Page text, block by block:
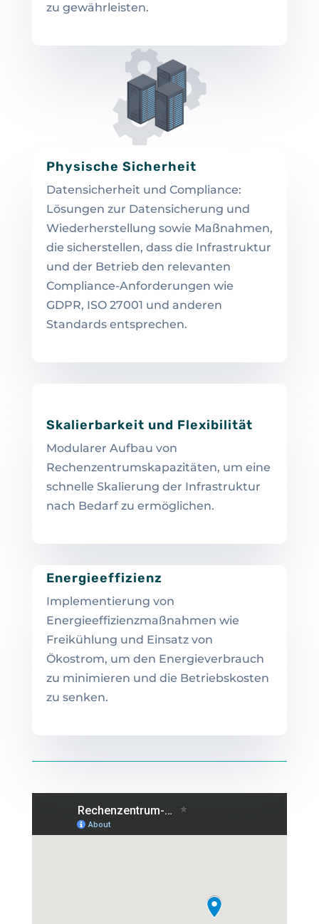
zu gewährleisten.
Physische Sicherheit
Datensicherheit und Compliance:
Lösungen zur Datensicherung und
Wiederherstellung sowie Maßnahmen,
die sicherstellen, dass die Infrastruktur
und der Betrieb den relevanten
Compliance-Anforderungen wie
GDPR, ISO 27001 und anderen
Standards entsprechen.
Skalierbarkeit und Flexibilität
Modularer Aufbau von
Rechenzentrumskapazitäten, um eine
schnelle Skalierung der Infrastruktur
nach Bedarf zu ermöglichen.
Energieeffizienz
Implementierung von
Energieeffizienzmaßnahmen wie
Freikühlung und Einsatz von
Ökostrom, um den Energieverbrauch
zu minimieren und die Betriebskosten
zu senken.